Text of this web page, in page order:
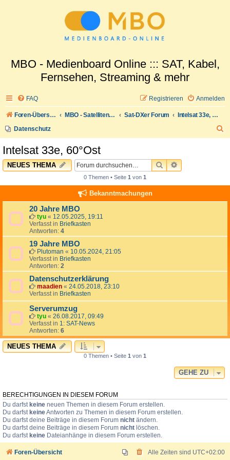
MBO - Medienboard Online ::: SAT, Kabel,
Fernsehen, Streaming & mehr
FAQ Anmelden
Registrieren
Foren-Übersicht MBO - Satellitenwelt Sat-DXer Forum
Intelsat 33e, 60°Ost
Datenschutz
Intelsat 33e, 60°Ost
NEUES THEMA SUCHEERWEITERTE
0 Themen • Seite 1 von 1
Bekanntmachungen
20 Jahre MBO
tyu « 12.05.2025, 19:11
Verfasst in Briefkasten
Antworten: 4
19 Jahre MBO
Plutoman « 10.05.2024, 21:05
Verfasst in Briefkasten
Antworten: 2
Datenschutzerklärung
maadien « 24.05.2018, 23:10
Verfasst in Briefkasten
Serverumzug
tyu « 26.08.2017, 09:49
Verfasst in 1: SAT-News
Antworten: 6
NEUES THEMA
0 Themen • Seite 1 von 1
GEHE ZU
BERECHTIGUNGEN IN DIESEM FORUM
Du darfst keine neuen Themen in diesem Forum erstellen.
Du darfst keineAntworten zu Themen in diesem Forum erstellen.
Du darfst deine Beiträge in diesem Forum nicht ändern.
Du darfst deine Beiträge in diesem Forum nicht löschen.
Du darfst keine Dateianhänge in diesem Forum erstellen.
Foren-Übersicht Alle Zeiten sind UTC+02:00